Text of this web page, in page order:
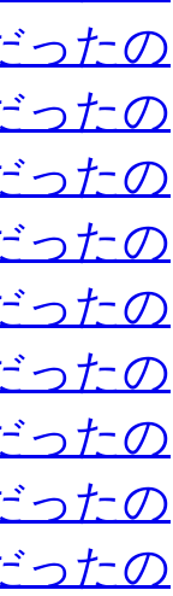
ったの
ったの
ったの
ったの
ったの
ったの
ったの
ったの
ったの